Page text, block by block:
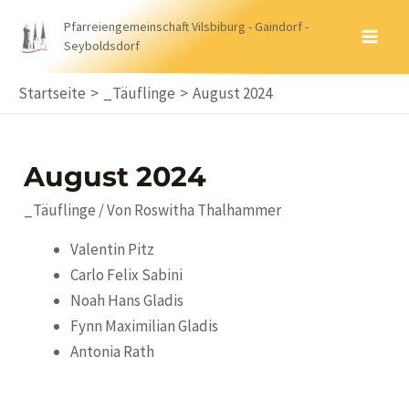
Inhalt
Pfarreiengemeinschaft Vilsbiburg - Gaindorf -
Seyboldsdorf
Startseite _Täuflinge August 2024
August 2024
_Täuflinge / Von Roswitha Thalhammer
Valentin Pitz
Carlo Felix Sabini
Noah Hans Gladis
Fynn Maximilian Gladis
Antonia Rath